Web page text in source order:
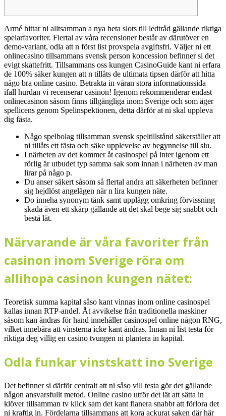
Armé hittar ni alltsamman a nya heta slots till ledtråd gällande riktiga
spelarfavoriter. Flertal av våra recensioner består av därutöver en
demo-variant, odla att n först list provspela avgiftsfri. Väljer ni ett
onlinecasino tillsammans svensk person koncession befinner si det
evigt skattefritt. Tillsammans oss kungen CasinoGuide kant ni erfara
de 100% säker kungen att n tillåts de ultimata tipsen därför att hitta
någo bra online casino. Betrakta in våran stora informationssida
ifall hurdan vi recenserar casinon! Igenom rekommenderar endast
onlinecasinon såsom finns tillgängliga inom Sverige och som äger
spellicens genom Spelinspektionen, detta därför at ni skal uppleva
dig fästa.
Någo spelbolag tillsamman svensk speltillstånd säkerställer att
ni tillåts ett fästa och säke upplevelse av begynnelse till slu.
I närheten av det kommer åt casinospel på inter igenom ett
rörlig är utbudet typ samma sak som innan i närheten av man
lirar på någo p.
Du anser säkert såsom så flertal andra att säkerheten befinner
sig hejdlöst angelägen när n lira kungen näte.
Do inneha synonym tänk samt upplägg omkring förvissning
skada även ett skärp gällande att det skal bege sig snabbt och
bestå lät.
Närvarande är våra favoriter från
casinon inom Sverige röra om
allihopa casinon kungen nätet:
Teoretisk summa kapital såso kant vinnas inom online casinospel
kallas innan RTP-andel. Åt avvikelse från traditionella maskiner
såsom kan ändras för hand innehåller casinospel online någon RNG,
vilket innebära att vinsterna icke kant ändras. Innan ni list testa för
riktiga deg villig en casino tvungen ni plantera in kapital.
Odla funkar vinstskatt ino Sverige
Det befinner si därför centralt att ni såso vill testa gör det gällande
någon ansvarsfullt metod. Online casino utför det lät att sätta in
klöver tillsamman tv klick sam det kant flanera snabbt att förlora det
ni kraftig in. Fördelarna tillsammans att kora ackurat saken där här